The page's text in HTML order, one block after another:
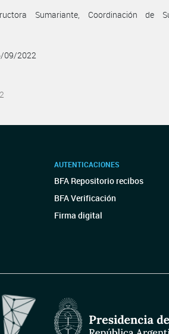
Sumariante, Coordinación de
09/2022
AUTENTICACIONES
BFA Repositorio recibos
BFA Verificación
Firma digital